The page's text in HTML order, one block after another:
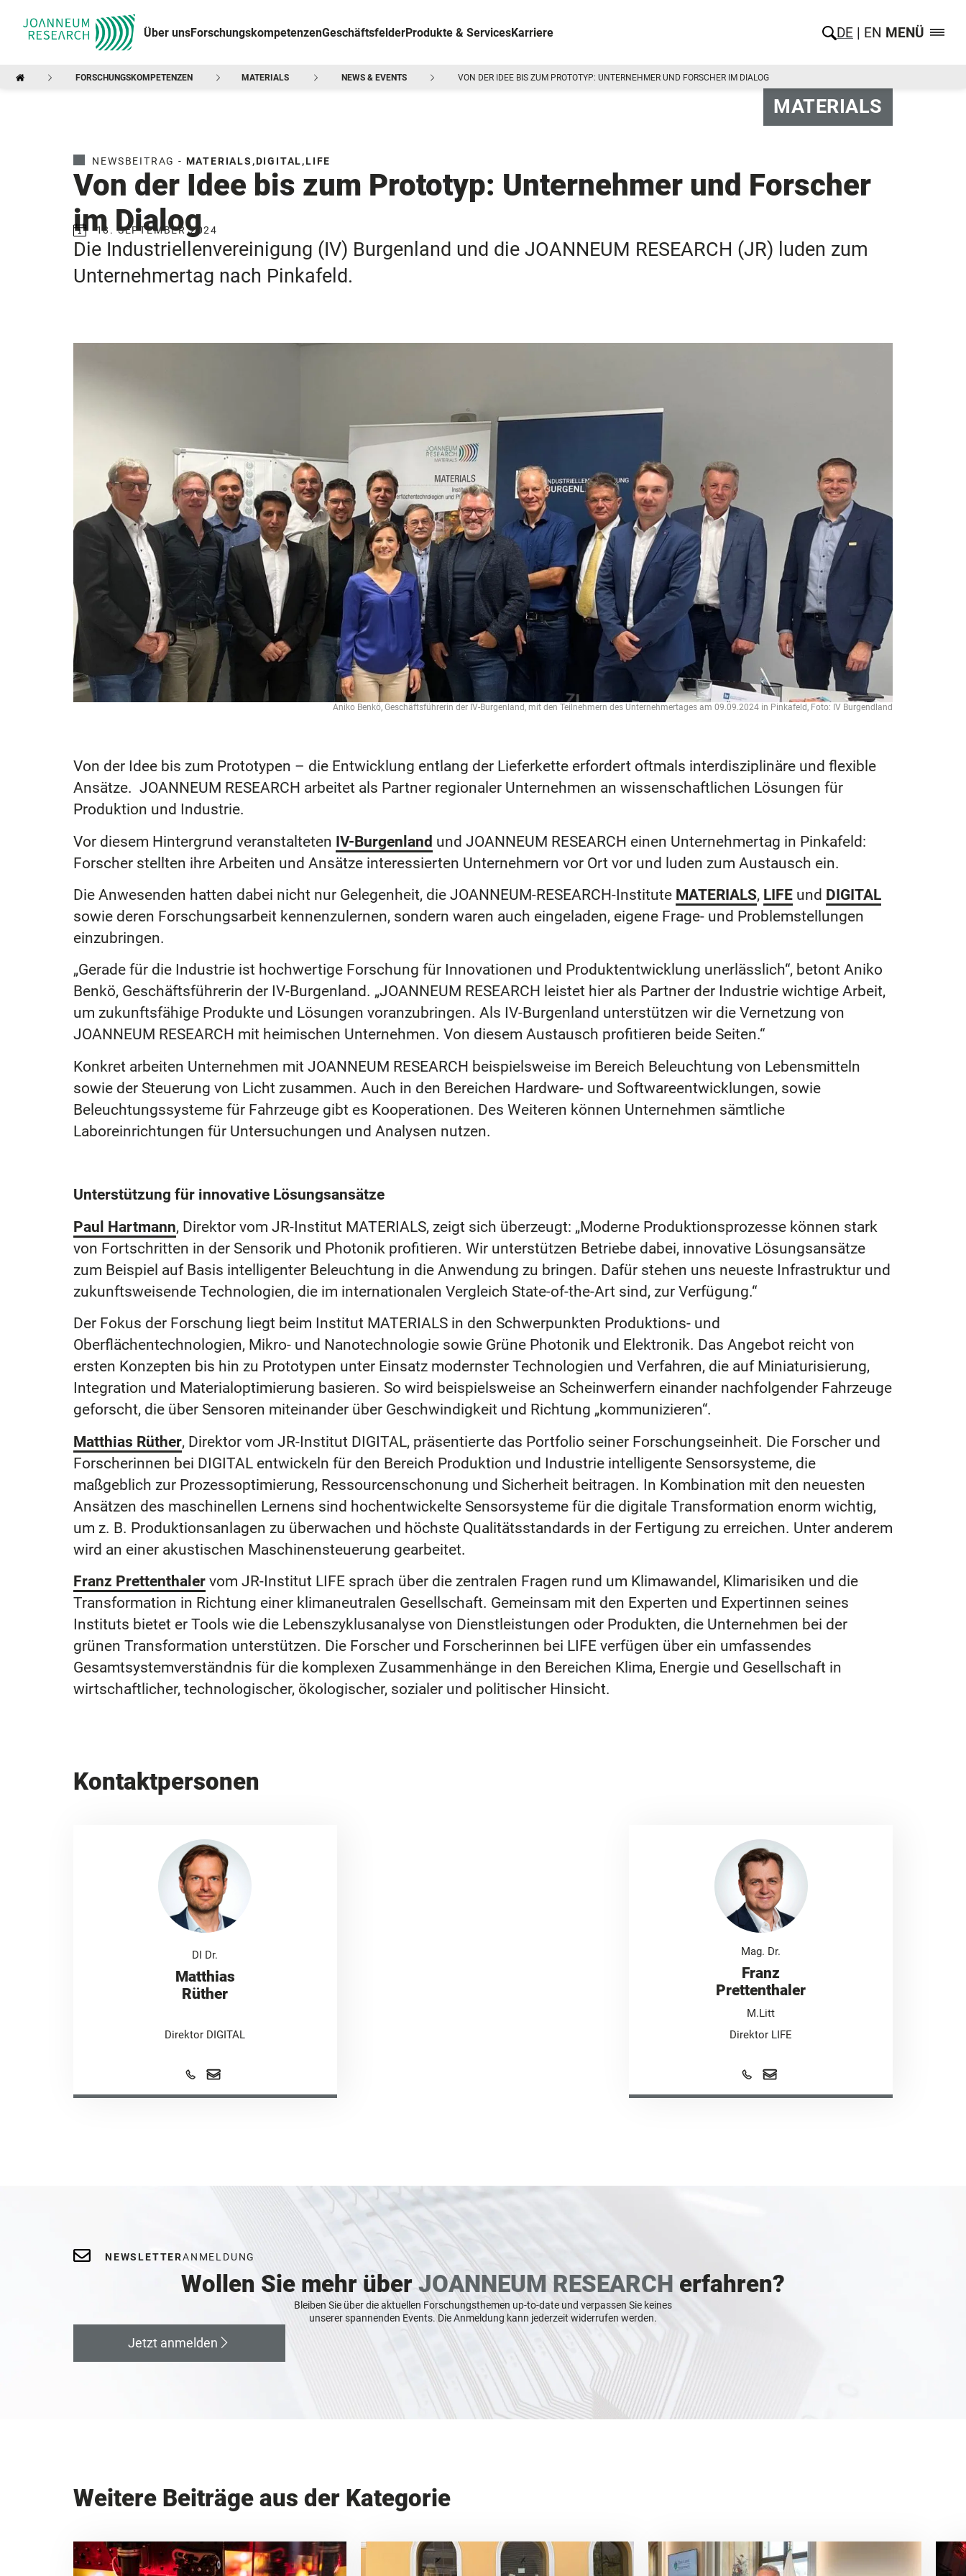
Über unsForschungskompetenzenGeschäftsfelderProdukte & ServicesKarriere DE EN MENÜ
FORSCHUNGSKOMPETENZEN MATERIALS NEWS & EVENTS VON DER IDEE BIS ZUM PROTOTYP: UNTERNEHMER UND FORSCHER IM DIALOG
MATERIALS
NEWSBEITRAG - MATERIALS ,DIGITAL,LIFE
Von der Idee bis zum Prototyp: Unternehmer und Forscher
im Dialog
18. SEPTEMBER 2024
Die Industriellenvereinigung (IV) Burgenland und die JOANNEUM RESEARCH (JR) luden zum
Unternehmertag nach Pinkafeld.
Aniko Benkö, Geschäftsführerin der IV-Burgenland, mit den Teilnehmern des Unternehmertages am 09.09.2024 in Pinkafeld, Foto: IV Burgendland
Von der Idee bis zum Prototypen – die Entwicklung entlang der Lieferkette erfordert oftmals interdisziplinäre und flexible
Ansätze. JOANNEUM RESEARCH arbeitet als Partner regionaler Unternehmen an wissenschaftlichen Lösungen für
Produktion und Industrie.
Vor diesem Hintergrund veranstalteten IV-Burgenland und JOANNEUM RESEARCH einen Unternehmertag in Pinkafeld:
Forscher stellten ihre Arbeiten und Ansätze interessierten Unternehmern vor Ort vor und luden zum Austausch ein.
Die Anwesenden hatten dabei nicht nur Gelegenheit, die JOANNEUM-RESEARCH-Institute MATERIALS, LIFE und DIGITAL
sowie deren Forschungsarbeit kennenzulernen, sondern waren auch eingeladen, eigene Frage- und Problemstellungen
einzubringen.
„Gerade für die Industrie ist hochwertige Forschung für Innovationen und Produktentwicklung unerlässlich“, betont Aniko
Benkö, Geschäftsführerin der IV-Burgenland. „JOANNEUM RESEARCH leistet hier als Partner der Industrie wichtige Arbeit,
um zukunftsfähige Produkte und Lösungen voranzubringen. Als IV-Burgenland unterstützen wir die Vernetzung von
JOANNEUM RESEARCH mit heimischen Unternehmen. Von diesem Austausch profitieren beide Seiten.“
Konkret arbeiten Unternehmen mit JOANNEUM RESEARCH beispielsweise im Bereich Beleuchtung von Lebensmitteln
sowie der Steuerung von Licht zusammen. Auch in den Bereichen Hardware- und Softwareentwicklungen, sowie
Beleuchtungssysteme für Fahrzeuge gibt es Kooperationen. Des Weiteren können Unternehmen sämtliche
Laboreinrichtungen für Untersuchungen und Analysen nutzen.
Unterstützung für innovative Lösungsansätze
Paul Hartmann, Direktor vom JR-Institut MATERIALS, zeigt sich überzeugt: „Moderne Produktionsprozesse können stark
von Fortschritten in der Sensorik und Photonik profitieren. Wir unterstützen Betriebe dabei, innovative Lösungsansätze
zum Beispiel auf Basis intelligenter Beleuchtung in die Anwendung zu bringen. Dafür stehen uns neueste Infrastruktur und
zukunftsweisende Technologien, die im internationalen Vergleich State-of-the-Art sind, zur Verfügung.“
Der Fokus der Forschung liegt beim Institut MATERIALS in den Schwerpunkten Produktions- und
Oberflächentechnologien, Mikro- und Nanotechnologie sowie Grüne Photonik und Elektronik. Das Angebot reicht von
ersten Konzepten bis hin zu Prototypen unter Einsatz modernster Technologien und Verfahren, die auf Miniaturisierung,
Integration und Materialoptimierung basieren. So wird beispielsweise an Scheinwerfern einander nachfolgender Fahrzeuge
geforscht, die über Sensoren miteinander über Geschwindigkeit und Richtung „kommunizieren“.
Matthias Rüther, Direktor vom JR-Institut DIGITAL, präsentierte das Portfolio seiner Forschungseinheit. Die Forscher und
Forscherinnen bei DIGITAL entwickeln für den Bereich Produktion und Industrie intelligente Sensorsysteme, die
maßgeblich zur Prozessoptimierung, Ressourcenschonung und Sicherheit beitragen. In Kombination mit den neuesten
Ansätzen des maschinellen Lernens sind hochentwickelte Sensorsysteme für die digitale Transformation enorm wichtig,
um z. B. Produktionsanlagen zu überwachen und höchste Qualitätsstandards in der Fertigung zu erreichen. Unter anderem
wird an einer akustischen Maschinensteuerung gearbeitet.
Franz Prettenthaler vom JR-Institut LIFE sprach über die zentralen Fragen rund um Klimawandel, Klimarisiken und die
Transformation in Richtung einer klimaneutralen Gesellschaft. Gemeinsam mit den Experten und Expertinnen seines
Instituts bietet er Tools wie die Lebenszyklusanalyse von Dienstleistungen oder Produkten, die Unternehmen bei der
grünen Transformation unterstützen. Die Forscher und Forscherinnen bei LIFE verfügen über ein umfassendes
Gesamtsystemverständnis für die komplexen Zusammenhänge in den Bereichen Klima, Energie und Gesellschaft in
wirtschaftlicher, technologischer, ökologischer, sozialer und politischer Hinsicht.
Kontaktpersonen
DI Dr.
Matthias
Rüther
Direktor DIGITAL
Mag. Dr.
Franz
Prettenthaler
M.Litt
Direktor LIFE
NEWSLETTERANMELDUNG
Wollen Sie mehr überJOANNEUM RESEARCH erfahren?
Bleiben Sie über die aktuellen Forschungsthemen up-to-date und verpassen Sie keines
unserer spannenden Events. Die Anmeldung kann jederzeit widerrufen werden.
Jetzt anmelden
Weitere Beiträge aus der Kategorie